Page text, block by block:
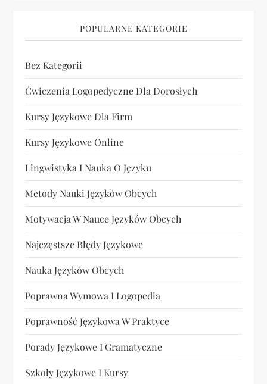
POPULARNE KATEGORIE
Bez Kategorii
Ćwiczenia Logopedyczne Dla Dorosłych
Kursy Językowe Dla Firm
Kursy Językowe Online
Lingwistyka I Nauka O Języku
Metody Nauki Języków Obcych
Motywacja W Nauce Języków Obcych
Najczęstsze Błędy Językowe
Nauka Języków Obcych
Poprawna Wymowa I Logopedia
Poprawność Językowa W Praktyce
Porady Językowe I Gramatyczne
Szkoły Językowe I Kursy